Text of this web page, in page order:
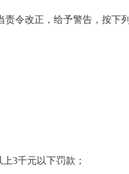
令改正，给予警告，按下列
3千元以下罚款；